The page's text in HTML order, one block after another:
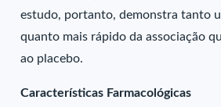
estudo, portanto, demonstra tanto
quanto mais rápido da associação
ao placebo.
Características Farmacológicas